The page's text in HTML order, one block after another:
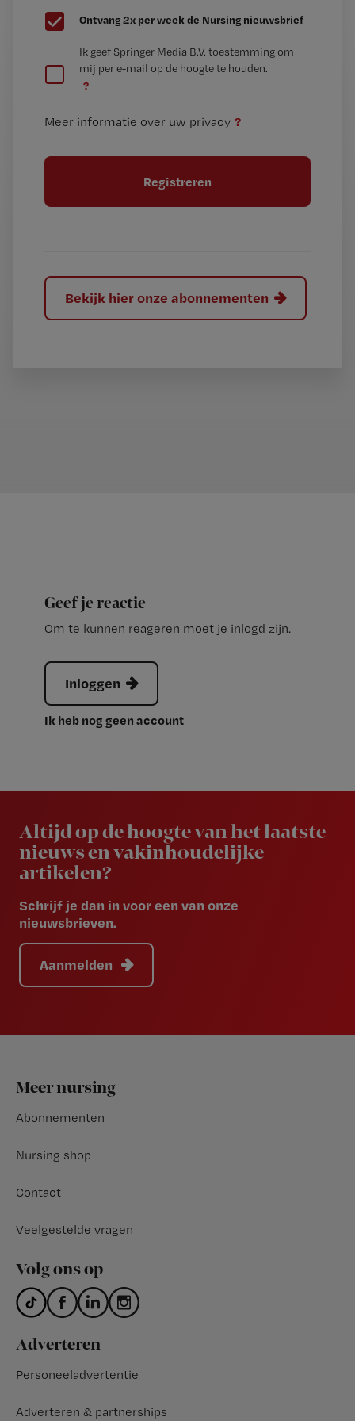
G
e
t
Ontvang 2x per week de Nursing nieuwsbrief
e
t
l
Ik geef Springer Media B.V. toestemming om
mij per e-mail op de hoogte te houden.
?
Meer informatie over uw privacy ?
Bekijk hier onze abonnementen
Geef je reactie
Om te kunnen reageren moet je inlogd zijn.
Inloggen
Ik heb nog geen account
Altijd op de hoogte van het laatste
nieuws en vakinhoudelijke
artikelen?
Schrijf je dan in voor een van onze
nieuwsbrieven.
Aanmelden
Footer
Meer nursing
Abonnementen
Nursing shop
Contact
Veelgestelde vragen
Volg ons op
Adverteren
Personeeladvertentie
Adverteren & partnerships